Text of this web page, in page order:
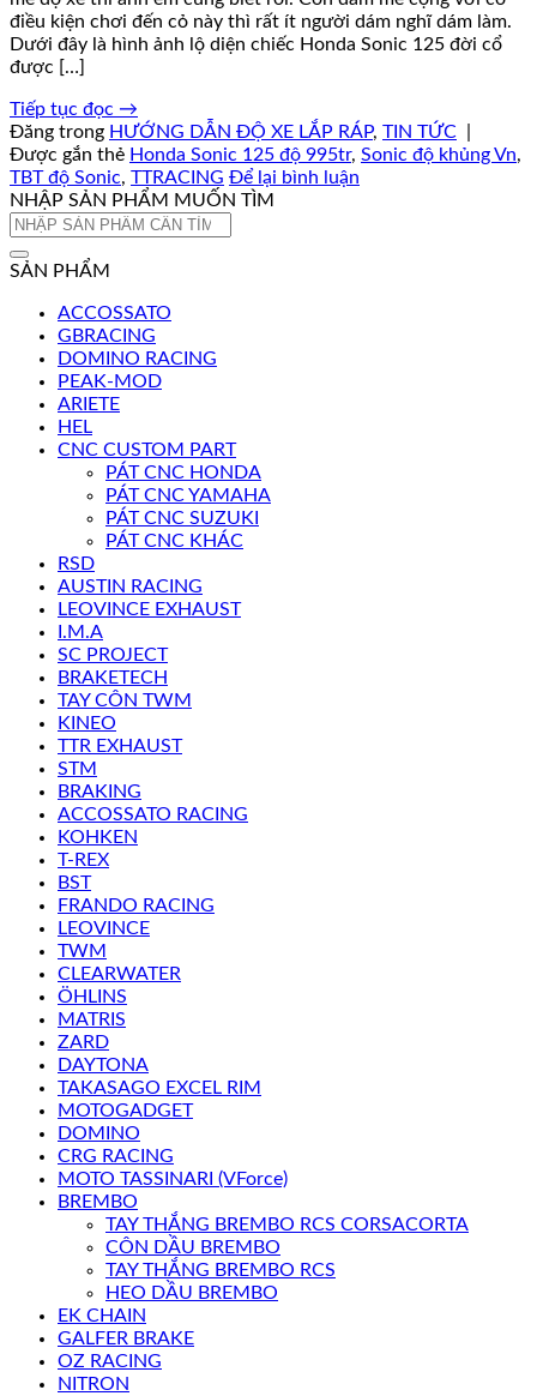
điều kiện chơi đến cỏ này thì rất ít người dám nghĩ dám làm.
Dưới đây là hình ảnh lộ diện chiếc Honda Sonic 125 đời cổ
được […]
Tiếp tục đọc →
Đăng trong HƯỚNG DẪN ĐỘ XE LẮP RÁP, TIN TỨC
Được gắn thẻ Honda Sonic 125 độ 995tr, Sonic độ khủng Vn,
TBT độ Sonic, TTRACING Để lại bình luận
NHẬP SẢN PHẨM MUỐN TÌM
Tìm
SẢN PHẨM
ACCOSSATO
GBRACING
DOMINO RACING
PEAK-MOD
ARIETE
HEL
CNC CUSTOM PART
PÁT CNC HONDA
PÁT CNC YAMAHA
PÁT CNC SUZUKI
PÁT CNC KHÁC
RSD
AUSTIN RACING
LEOVINCE EXHAUST
I.M.A
SC PROJECT
BRAKETECH
TAY CÔN TWM
KINEO
TTR EXHAUST
STM
BRAKING
ACCOSSATO RACING
KOHKEN
T-REX
BST
FRANDO RACING
LEOVINCE
TWM
CLEARWATER
ÖHLINS
MATRIS
ZARD
DAYTONA
TAKASAGO EXCEL RIM
MOTOGADGET
DOMINO
CRG RACING
MOTO TASSINARI (VForce)
BREMBO
TAY THẮNG BREMBO RCS CORSACORTA
CÔN DẦU BREMBO
TAY THẮNG BREMBO RCS
HEO DẦU BREMBO
EK CHAIN
GALFER BRAKE
OZ RACING
NITRON